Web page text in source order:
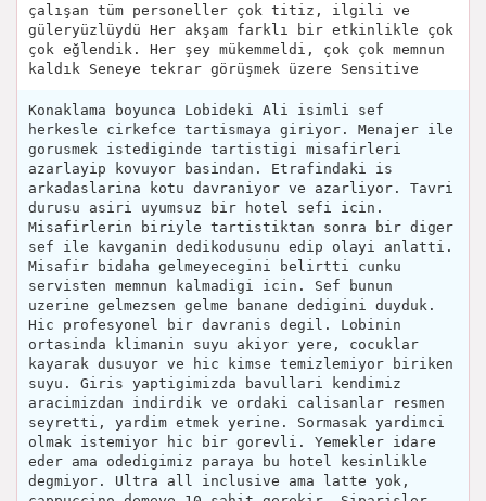
çalışan tüm personeller çok titiz, ilgili ve
güleryüzlüydü Her akşam farklı bir etkinlikle çok
çok eğlendik. Her şey mükemmeldi, çok çok memnun
kaldık Seneye tekrar görüşmek üzere Sensitive‍
Konaklama boyunca Lobideki Ali isimli sef
herkesle cirkefce tartismaya giriyor. Menajer ile
gorusmek istediginde tartistigi misafirleri
azarlayip kovuyor basindan. Etrafindaki is
arkadaslarina kotu davraniyor ve azarliyor. Tavri
durusu asiri uyumsuz bir hotel sefi icin.
Misafirlerin biriyle tartistiktan sonra bir diger
sef ile kavganin dedikodusunu edip olayi anlatti.
Misafir bidaha gelmeyecegini belirtti cunku
servisten memnun kalmadigi icin. Sef bunun
uzerine gelmezsen gelme banane dedigini duyduk.
Hic profesyonel bir davranis degil. Lobinin
ortasinda klimanin suyu akiyor yere, cocuklar
kayarak dusuyor ve hic kimse temizlemiyor biriken
suyu. Giris yaptigimizda bavullari kendimiz
aracimizdan indirdik ve ordaki calisanlar resmen
seyretti, yardim etmek yerine. Sormasak yardimci
olmak istemiyor hic bir gorevli. Yemekler idare
eder ama odedigimiz paraya bu hotel kesinlikle
degmiyor. Ultra all inclusive ama latte yok,